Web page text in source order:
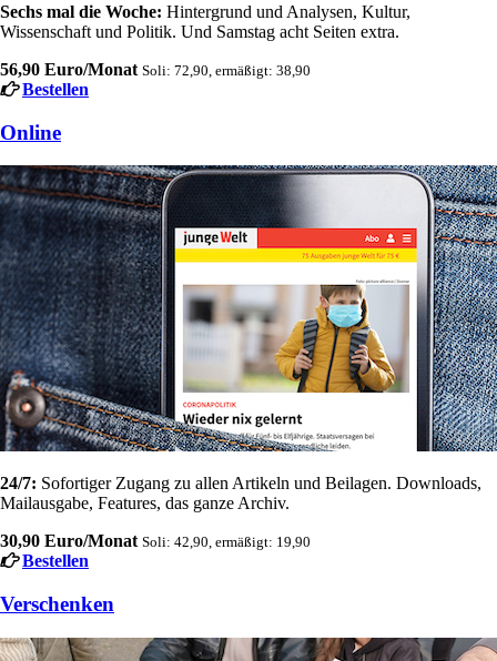
Sechs mal die Woche: Hintergrund und Analysen, Kultur,
Wissenschaft und Politik. Und Samstag acht Seiten extra.
56,90 Euro/Monat Soli: 72,90, ermäßigt: 38,90
Bestellen
Online
24/7: Sofortiger Zugang zu allen Artikeln und Beilagen. Downloads,
Mailausgabe, Features, das ganze Archiv.
30,90 Euro/Monat Soli: 42,90, ermäßigt: 19,90
Bestellen
Verschenken